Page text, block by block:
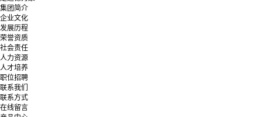
集团简介
企业文化
发展历程
荣誉资质
社会责任
人力资源
人才培养
职位招聘
联系我们
联系方式
在线留言